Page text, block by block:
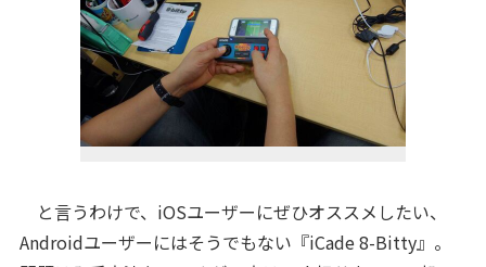
と言うわけで、iOSユーザーにぜひオススメしたい、
Androidユーザーにはそうでもない『iCade 8-Bitty』。